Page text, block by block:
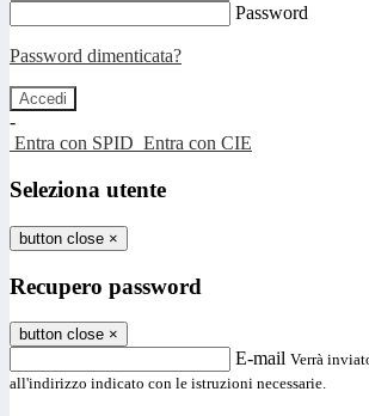
Password
Password dimenticata?
-
Entra con SPID Entra con CIE
Seleziona utente
button close ×
Recupero password
button close ×
E-mail Verrà
all'indirizzo indicato con le istruzioni necessarie.